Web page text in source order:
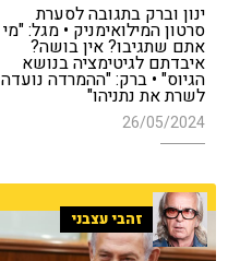
ינון וברק בתגובה לסערת
סרטון המילואימניק • מגל: "מי
אתם שתגיבו? אין בושה?
איבדתם לגיטימציה בנושא
הגיוס" • ברק: "ההמרדה נועדה
לשרת את נתניהו"
26/05/2024
זהבי עצבני